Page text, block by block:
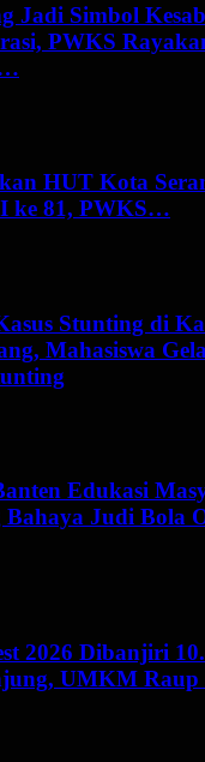
Jadi Simbol
PWKS
HUT Kota
ke 81, PWKS…
Stunting di
Mahasiswa
Edukasi
Bahaya Judi Bola
2026 Dibanjiri
UMKM Raup